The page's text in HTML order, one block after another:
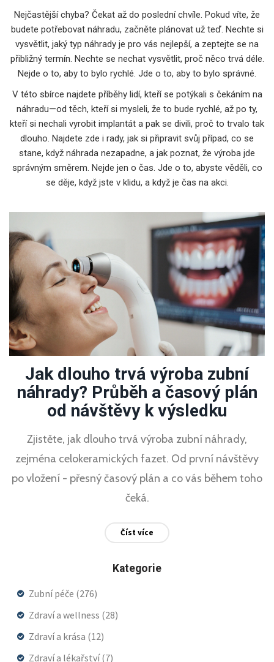
Nejčastější chyba? Čekat až do poslední chvíle. Pokud víte, že
budete potřebovat náhradu, začněte plánovat už teď. Nechte si
vysvětlit, jaký typ náhrady je pro vás nejlepší, a zeptejte se na
přibližný termín. Nechte se nechat vysvětlit, proč něco trvá déle.
Nejde o to, aby to bylo rychlé. Jde o to, aby to bylo správné.
V této sbírce najdete příběhy lidí, kteří se potýkali s čekáním na
náhradu—od těch, kteří si mysleli, že to bude rychlé, až po ty,
kteří si nechali vyrobit implantát a pak se divili, proč to trvalo tak
dlouho. Najdete zde i rady, jak si připravit svůj případ, co se
stane, když náhrada nezapadne, a jak poznat, že výroba jde
správným směrem. Nejde jen o čas. Jde o to, abyste věděli, co
se děje, když jste v klidu, a když je čas na akci.
Jak dlouho trvá výroba zubní
náhrady? Průběh a časový plán
od návštěvy k výsledku
Zjistěte, jak dlouho trvá výroba zubní náhrady,
zejména celokeramických fazet. Od první návštěvy
po vložení - přesný časový plán a co vás během toho
čeká.
Číst více
Kategorie
Zubní péče (276)
Zdraví a wellness (28)
Zdraví a krása (12)
Zdraví a lékařství(7)